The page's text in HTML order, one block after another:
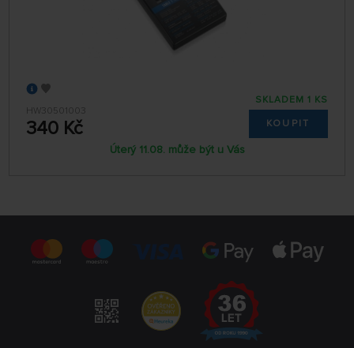
HW30501003
340 Kč
SKLADEM 1 KS
KOUPIT
Úterý 11.08. může být u Vás